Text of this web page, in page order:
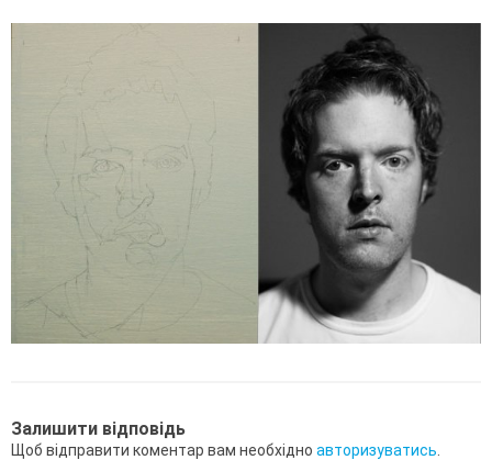
Залишити відповідь
Щоб відправити коментар вам необхідно авторизуватись